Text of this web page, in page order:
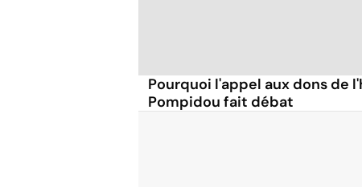
Pourquoi l'appel aux dons de
Pompidou fait débat